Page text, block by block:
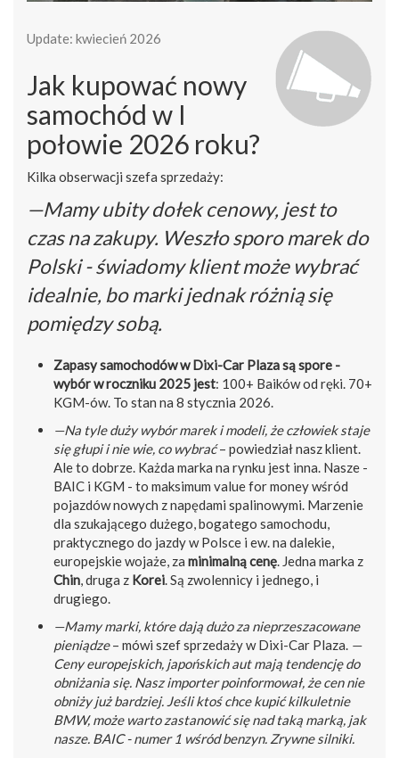
Update: kwiecień 2026
Jak kupować nowy
samochód w I
połowie 2026 roku?
Kilka obserwacji szefa sprzedaży:
—Mamy ubity dołek cenowy, jest to
czas na zakupy. Weszło sporo marek do
Polski - świadomy klient może wybrać
idealnie, bo marki jednak różnią się
pomiędzy sobą.
Zapasy samochodów w Dixi-Car Plaza są spore -
wybór w roczniku 2025 jest: 100+ Baików od ręki. 70+
KGM-ów. To stan na 8 stycznia 2026.
—Na tyle duży wybór marek i modeli, że człowiek staje
się głupi i nie wie, co wybrać– powiedział nasz klient.
Ale to dobrze. Każda marka na rynku jest inna. Nasze -
BAIC i KGM - to maksimum value for money wśród
pojazdów nowych z napędami spalinowymi. Marzenie
dla szukającego dużego, bogatego samochodu,
praktycznego do jazdy w Polsce i ew. na dalekie,
europejskie wojaże, za minimalną cenę. Jedna marka z
Chin, druga z Korei. Są zwolennicy i jednego, i
drugiego.
—Mamy marki, które dają dużo za nieprzeszacowane
pieniądze– mówi szef sprzedaży w Dixi-Car Plaza. —
Ceny europejskich, japońskich aut mają tendencję do
obniżania się. Nasz importer poinformował, że cen nie
obniży już bardziej. Jeśli ktoś chce kupić kilkuletnie
BMW, może warto zastanowić się nad taką marką, jak
nasze. BAIC - numer 1 wśród benzyn. Zrywne silniki.